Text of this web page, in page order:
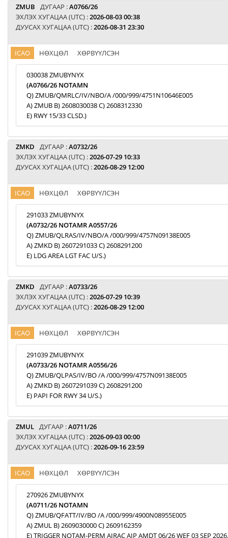
ZMUB ДУГААР :A0766/26
ЭХЛЭХ ХУГАЦАА (UTC) :2026-08-03 00:38
ДУУСАХ ХУГАЦАА (UTC) :2026-08-31 23:30
ICAO НӨХЦӨЛ ХӨРВҮҮЛСЭН
030038 ZMUBYNYX
(A0766/26 NOTAMN
Q) ZMUB/QMRLC/IV/NBO/A /000/999/4751N10646E005
A) ZMUB B) 2608030038 C) 2608312330
E) RWY 15/33 CLSD.)
ZMKD ДУГААР :A0732/26
ЭХЛЭХ ХУГАЦАА (UTC) :2026-07-29 10:33
ДУУСАХ ХУГАЦАА (UTC) :2026-08-29 12:00
ICAO НӨХЦӨЛ ХӨРВҮҮЛСЭН
291033 ZMUBYNYX
(A0732/26 NOTAMR A0557/26
Q) ZMUB/QLRAS/IV/NBO/A /000/999/4757N09138E005
A) ZMKD B) 2607291033 C) 2608291200
E) LDG AREA LGT FAC U/S.)
ZMKD ДУГААР :A0733/26
ЭХЛЭХ ХУГАЦАА (UTC) :2026-07-29 10:39
ДУУСАХ ХУГАЦАА (UTC) :2026-08-29 12:00
ICAO НӨХЦӨЛ ХӨРВҮҮЛСЭН
291039 ZMUBYNYX
(A0733/26 NOTAMR A0556/26
Q) ZMUB/QLPAS/IV/BO /A /000/999/4757N09138E005
A) ZMKD B) 2607291039 C) 2608291200
E) PAPI FOR RWY 34 U/S.)
ZMUL ДУГААР :A0711/26
ЭХЛЭХ ХУГАЦАА (UTC) :2026-09-03 00:00
ДУУСАХ ХУГАЦАА (UTC) :2026-09-16 23:59
ICAO НӨХЦӨЛ ХӨРВҮҮЛСЭН
270926 ZMUBYNYX
(A0711/26 NOTAMN
Q) ZMUB/QFATT/IV/BO /A /000/999/4900N08955E005
A) ZMUL B) 2609030000 C) 2609162359
E) TRIGGER NOTAM-PERM AIRAC AIP AMDT 06/26 WEF 03 SEP 2026.